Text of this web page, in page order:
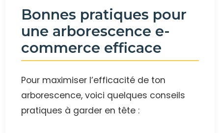
Bonnes pratiques pour
une arborescence e-
commerce efficace
Pour maximiser l’efficacité de ton
arborescence, voici quelques conseils
pratiques à garder en tête :